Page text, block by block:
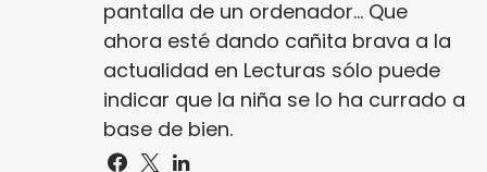
pantalla de un ordenador... Que
ahora esté dando cañita brava a la
actualidad en Lecturas sólo puede
indicar que la niña se lo ha currado a
base de bien.